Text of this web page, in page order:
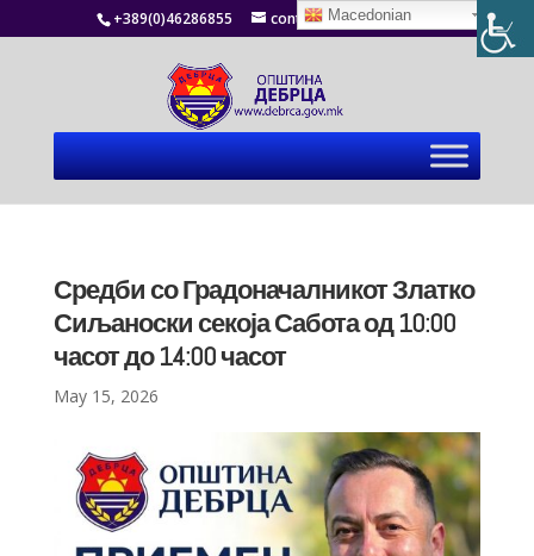
+389(0)46286855 contact@debrca.gov.mk
Средби со Градоначалникот Златко
Сиљаноски секоја Сабота од 10:00
часот до 14:00 часот
May 15, 2026
Macedonian